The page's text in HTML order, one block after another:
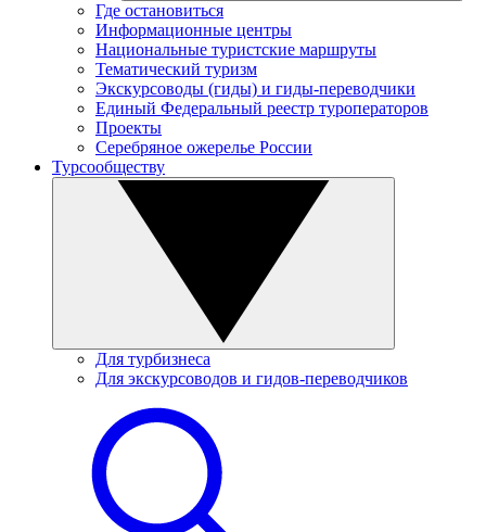
Где остановиться
Информационные центры
Национальные туристские маршруты
Тематический туризм
Экскурсоводы (гиды) и гиды-переводчики
Единый Федеральный реестр туроператоров
Проекты
Серебряное ожерелье России
Турсообществу
Для турбизнеса
Для экскурсоводов и гидов-переводчиков